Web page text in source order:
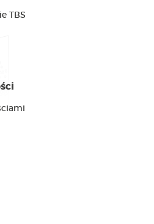
TBS